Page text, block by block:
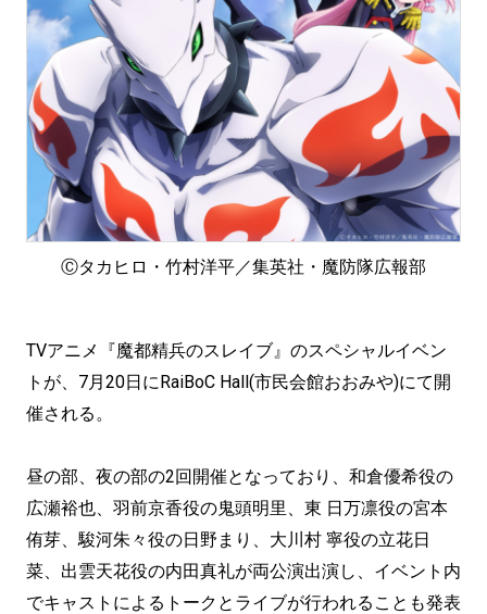
Ⓒタカヒロ・竹村洋平／集英社・魔防隊広報部
TVアニメ『魔都精兵のスレイブ』のスペシャルイベン
トが、7月20日にRaiBoC Hall(市民会館おおみや)にて開
催される。
昼の部、夜の部の2回開催となっており、和倉優希役の
広瀬裕也、羽前京香役の鬼頭明里、東 日万凛役の宮本
侑芽、駿河朱々役の日野まり、大川村 寧役の立花日
菜、出雲天花役の内田真礼が両公演出演し、イベント内
でキャストによるトークとライブが行われることも発表